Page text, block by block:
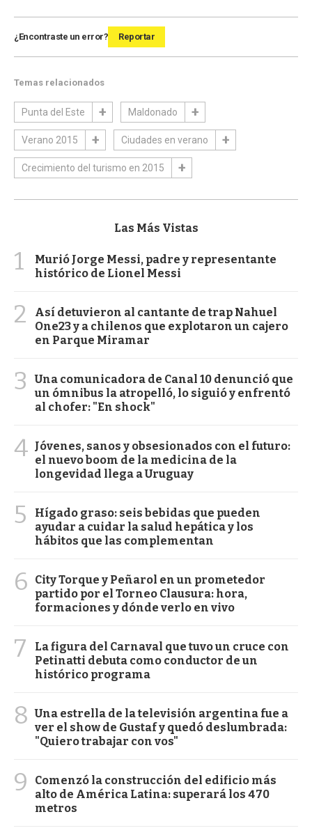
¿Encontraste un error? Reportar
Temas relacionados
Punta del Este Maldonado
Verano 2015 Ciudades en verano
Crecimiento del turismo en 2015
Las Más Vistas
1
Murió Jorge Messi, padre y representante
histórico de Lionel Messi
2
Así detuvieron al cantante de trap Nahuel
One23 y a chilenos que explotaron un cajero
en Parque Miramar
3
Una comunicadora de Canal 10 denunció que
un ómnibus la atropelló, lo siguió y enfrentó
al chofer: "En shock"
4 Jóvenes, sanos y obsesionados con el futuro:
el nuevo boom de la medicina de la
longevidad llega a Uruguay
5
Hígado graso: seis bebidas que pueden
ayudar a cuidar la salud hepática y los
hábitos que las complementan
6
City Torque y Peñarol en un prometedor
partido por el Torneo Clausura: hora,
formaciones y dónde verlo en vivo
7
La figura del Carnaval que tuvo un cruce con
Petinatti debuta como conductor de un
histórico programa
8 Una estrella de la televisión argentina fue a
ver el show de Gustaf y quedó deslumbrada:
"Quiero trabajar con vos"
9
Comenzó la construcción del edificio más
alto de América Latina: superará los 470
metros